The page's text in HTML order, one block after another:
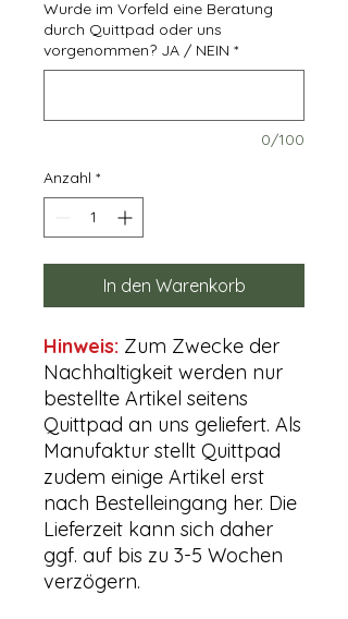
Wurde im Vorfeld eine Beratung
durch Quittpad oder uns
vorgenommen? JA / NEIN *
0/100
Anzahl *
In den Warenkorb
Hinweis: Zum Zwecke der
Nachhaltigkeit werden nur
bestellte Artikel seitens
Quittpad an uns geliefert. Als
Manufaktur stellt Quittpad
zudem einige Artikel erst
nach Bestelleingang her. Die
Lieferzeit kann sich daher
ggf. auf bis zu 3-5 Wochen
verzögern.